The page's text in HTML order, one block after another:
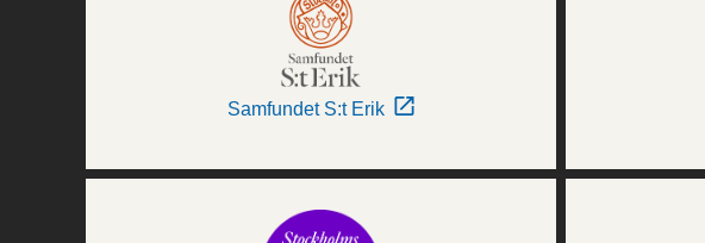
Samfundet S:t Erik